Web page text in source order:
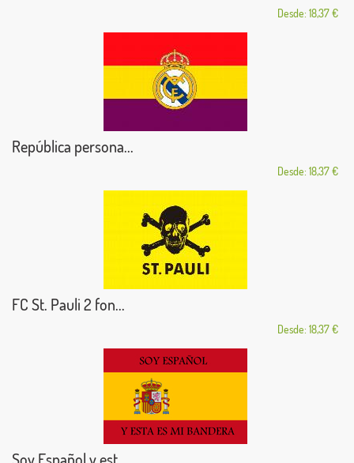
Desde: 18,37 €
República persona...
Desde: 18,37 €
FC St. Pauli 2 fon...
Desde: 18,37 €